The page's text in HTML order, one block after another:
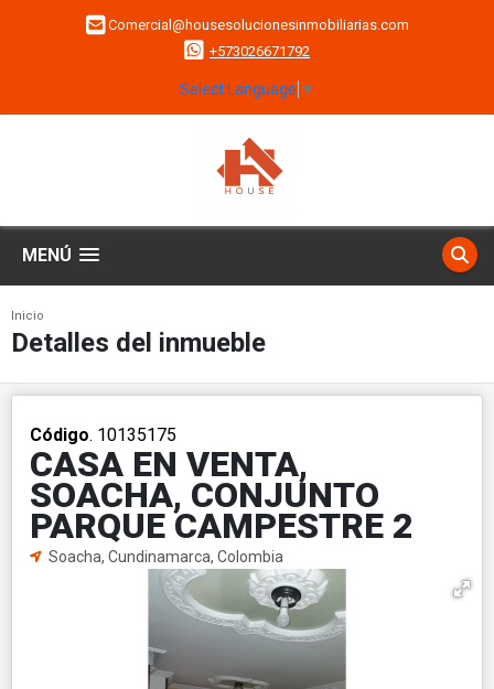
Comercial@housesolucionesinmobiliarias.com
+573026671792
Select Language ▼
MENÚ
Inicio
Detalles del inmueble
Código. 10135175
CASA EN VENTA,
SOACHA, CONJUNTO
PARQUE CAMPESTRE 2
Soacha, Cundinamarca, Colombia